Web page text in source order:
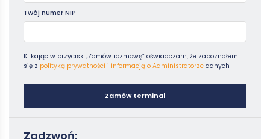
Twój numer NIP
Klikając w przycisk „Zamów rozmowę” oświadczam, że zapoznałem
się z polityką prywatności i informacją o Administratorze danych
Zamów terminal
Zadzwoń: